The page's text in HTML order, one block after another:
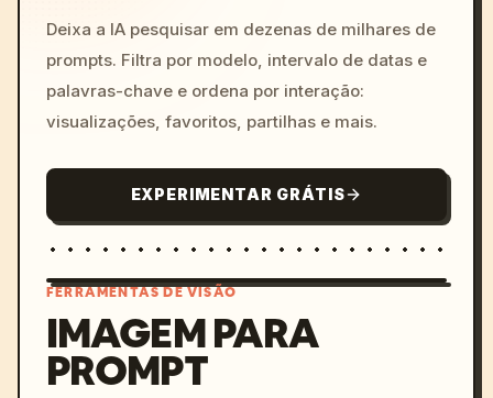
Deixa a IA pesquisar em dezenas de milhares de
prompts. Filtra por modelo, intervalo de datas e
palavras-chave e ordena por interação:
visualizações, favoritos, partilhas e mais.
EXPERIMENTAR GRÁTIS
FERRAMENTAS DE VISÃO
IMAGEM PARA
PROMPT